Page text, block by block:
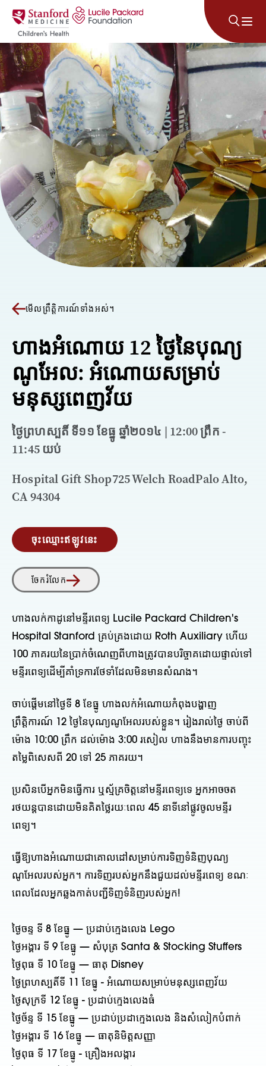
រំលងទៅមាតិកា
មើលព្រឹត្តិការណ៍ទាំងអស់។
ហាងអំណោយ 12 ថ្ងៃនៃបុណ្យ
ណូអែល: អំណោយសម្រាប់
មនុស្សពេញវ័យ
ថ្ងៃព្រហស្បតិ៍ ទី១១ ខែធ្នូ ឆ្នាំ​២០១៤ | 12:00 ព្រឹក -
11:45 យប់
Hospital Gift Shop725 Welch RoadPalo Alto,
CA 94304
ចុះឈ្មោះឥឡូវនេះ
ចែករំលែក
ហាងលក់កាដូនៅមន្ទីរពេទ្យ Lucile Packard Children's
Hospital Stanford គ្រប់គ្រងដោយ Roth Auxiliary ហើយ
100 ភាគរយនៃប្រាក់ចំណេញពីហាងត្រូវបានបរិច្ចាគដោយផ្ទាល់ទៅ
មន្ទីរពេទ្យដើម្បីគាំទ្រការថែទាំដែលមិនមានសំណង។
ចាប់ផ្តើមនៅថ្ងៃទី 8 ខែធ្នូ ហាងលក់អំណោយកំពុងបង្ហាញ
ព្រឹត្តិការណ៍ 12 ថ្ងៃនៃបុណ្យណូអែលរបស់ខ្លួន។ រៀងរាល់ថ្ងៃ ចាប់ពី
ម៉ោង 10:00 ព្រឹក ដល់ម៉ោង 3:00 រសៀល ហាងនឹងមានការបញ្ចុះ
តម្លៃពិសេសពី 20 ទៅ 25 ភាគរយ។
ប្រសិនបើអ្នកមិនធ្វើការ ឬស្ម័គ្រចិត្ដនៅមន្ទីរពេទ្យទេ អ្នកអាចចត
រថយន្តបានដោយមិនគិតថ្លៃរយៈពេល 45 នាទីនៅផ្លូវចូលមន្ទីរ
ពេទ្យ។
ធ្វើឱ្យហាងអំណោយជាគោលដៅសម្រាប់ការទិញទំនិញបុណ្យ
ណូអែលរបស់អ្នក។ ការទិញរបស់អ្នកនឹងជួយដល់មន្ទីរពេទ្យ ខណៈ
ពេលដែលអ្នកឆ្លងកាត់បញ្ជីទិញទំនិញរបស់អ្នក!
ថ្ងៃចន្ទ ទី 8 ខែធ្នូ — ប្រដាប់ក្មេងលេង Lego
ថ្ងៃអង្គារ ទី 9 ខែធ្នូ — សំបុត្រ Santa & Stocking Stuffers
ថ្ងៃពុធ ទី 10 ខែធ្នូ — ធាតុ Disney
ថ្ងៃព្រហស្បតិ៍ទី 11 ខែធ្នូ - អំណោយសម្រាប់មនុស្សពេញវ័យ
ថ្ងៃសុក្រទី 12 ខែធ្នូ - ប្រដាប់ក្មេងលេងធំ
ថ្ងៃច័ន្ទ ទី 15 ខែធ្នូ — ប្រដាប់ប្រដាក្មេងលេង និងសំលៀកបំពាក់
ថ្ងៃអង្គារ ទី 16 ខែធ្នូ — ធាតុនិមិត្តសញ្ញា
ថ្ងៃពុធ ទី 17 ខែធ្នូ - គ្រឿងអលង្ការ